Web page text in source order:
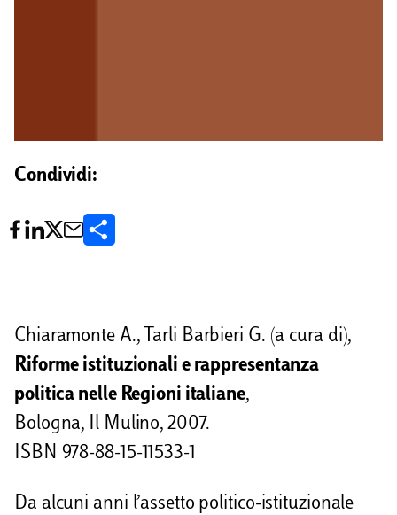
Condividi:
v
i
d
Chiaramonte A., Tarli Barbieri G. (a cura di),
Riforme istituzionali e rappresentanza
politica nelle Regioni italiane,
Bologna, Il Mulino, 2007.
ISBN 978-88-15-11533-1
Da alcuni anni l’assetto politico-istituzionale